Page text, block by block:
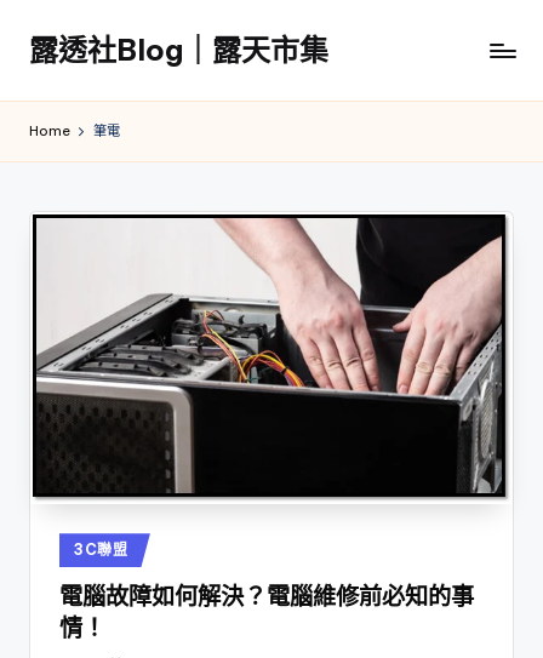
Skip
content
露透社Blog｜露天市集
社
Home 筆電
Posted
in
3C聯盟
電腦故障如何解決？電腦維修前必知的事
情！